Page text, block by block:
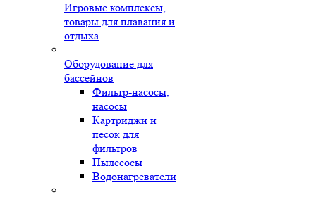
Игровые комплексы,
товары для плавания и
отдыха
Оборудование для
бассейнов
Фильтр-насосы,
насосы
Картриджи и
песок для
фильтров
Пылесосы
Водонагреватели